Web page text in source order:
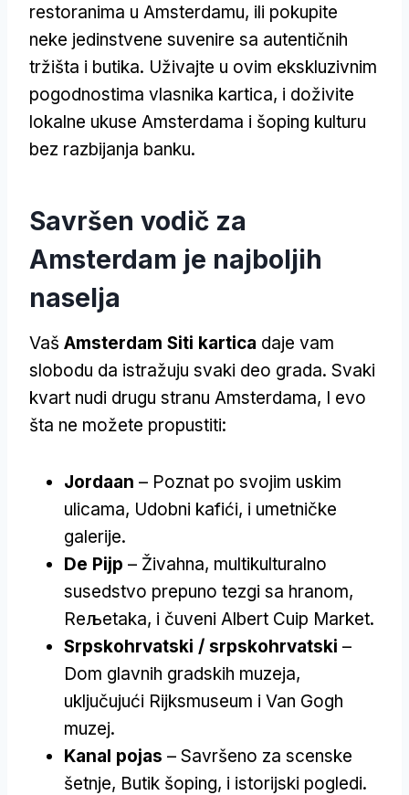
restoranima u Amsterdamu, ili pokupite
neke jedinstvene suvenire sa autentičnih
tržišta i butika. Uživajte u ovim ekskluzivnim
pogodnostima vlasnika kartica, i doživite
lokalne ukuse Amsterdama i šoping kulturu
bez razbijanja banku.
Savršen vodič za
Amsterdam je najboljih
naselja
Vaš Amsterdam Siti kartica daje vam
slobodu da istražuju svaki deo grada. Svaki
kvart nudi drugu stranu Amsterdama, I evo
šta ne možete propustiti:
Jordaan – Poznat po svojim uskim
ulicama, Udobni kafići, i umetničke
galerije.
De Pijp – Živahna, multikulturalno
susedstvo prepuno tezgi sa hranom,
Reљetaka, i čuveni Albert Cuip Market.
Srpskohrvatski / srpskohrvatski –
Dom glavnih gradskih muzeja,
uključujući Rijksmuseum i Van Gogh
muzej.
Kanal pojas – Savršeno za scenske
šetnje, Butik šoping, i istorijski pogledi.